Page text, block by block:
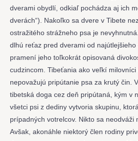
dverami obydlí, odkiaľ pochádza aj ich
dverách“). Nakoľko sa dvere v Tibete
ostražitého strážneho psa je
dlhú reťaz pred dverami od
pramení jeho toľkokrát opisovaná
cudzincom. Tibeťania ako veľkí milovníci
nepovažujú pripútanie psa za krutý čin.
tibetská doga cez deň pripútaná, kým v
všetci psi z dediny vytvoria skupinu,
prípadných votrelcov. Nikto sa neodváži
Avšak, akonáhle niektorý člen rodiny